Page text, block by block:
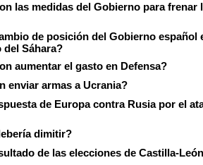
las medidas del Gobierno para frenar
de posición del Gobierno español
del Sáhara?
aumentar el gasto en Defensa?
enviar armas a Ucrania?
de Europa contra Rusia por el
dimitir?
de las elecciones de Castilla-